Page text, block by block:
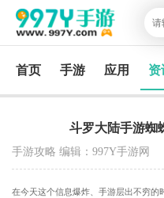
首页 手游 应用 资
斗罗大陆手游蜘
手游攻略 编辑：997Y手游网
在今天这个信息爆炸、手游层出不穷